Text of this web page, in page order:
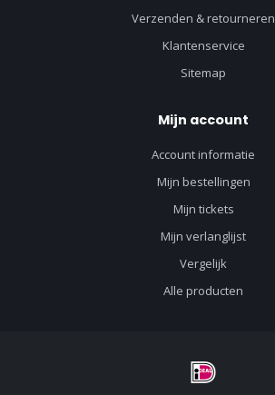
Verzenden & retourneren
Klantenservice
Sitemap
Mijn account
Account informatie
Mijn bestellingen
Mijn tickets
Mijn verlanglijst
Vergelijk
Alle producten